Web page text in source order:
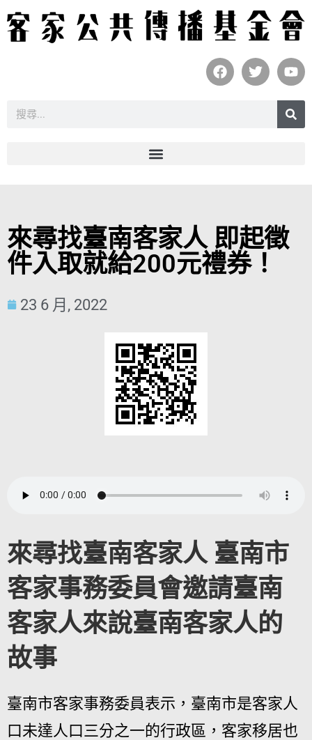
來尋找臺南客家人 即起徵
件入取就給200元禮券！
23 6 月, 2022
來尋找臺南客家人 臺南市
客家事務委員會邀請臺南
客家人來說臺南客家人的
故事
臺南市客家事務委員表示，臺南市是客家人
口未達人口三分之一的行政區，客家移居也